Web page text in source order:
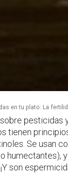
en tu plato: La
pesticidas
tienen
Se usan
humectantes),
. ¡Y son